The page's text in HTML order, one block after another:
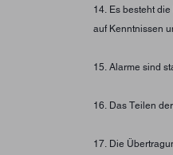
14. Es besteht
auf Kenntnissen
15. Alarme sind
16. Das Teilen
17. Die